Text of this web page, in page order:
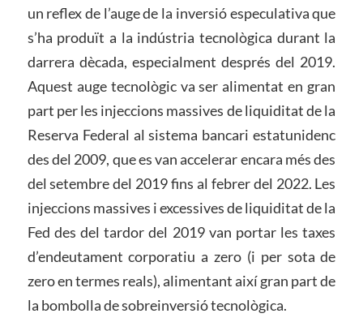
un reflex de l’auge de la inversió especulativa que
s’ha produït a la indústria tecnològica durant la
darrera dècada, especialment després del 2019.
Aquest auge tecnològic va ser alimentat en gran
part per les injeccions massives de liquiditat de la
Reserva Federal al sistema bancari estatunidenc
des del 2009, que es van accelerar encara més des
del setembre del 2019 fins al febrer del 2022. Les
injeccions massives i excessives de liquiditat de la
Fed des del tardor del 2019 van portar les taxes
d’endeutament corporatiu a zero (i per sota de
zero en termes reals), alimentant així gran part de
la bombolla de sobreinversió tecnològica.